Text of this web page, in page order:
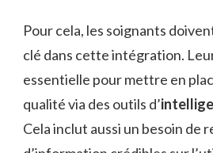
Pour cela, les soignants
clé dans cette intégration.
essentielle pour mettre en
qualité via des outils d’
Cela inclut aussi un besoin de